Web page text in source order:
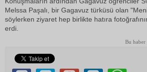
Melssa Paşalı, bir Gagavuz türküsü olan
söylerken ziyaret hep birlikte hatıra
erdi.
Bu